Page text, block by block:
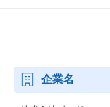
企業名